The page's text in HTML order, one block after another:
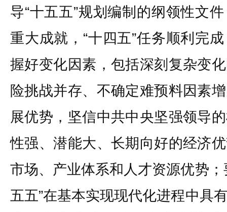
导“十五五”规划编制的纲领性文
重大成就，“十四五”任务顺利完
握好变化因素，包括深刻复杂变
险挑战并存、不确定难预料因素
展优势，坚信中共中央坚强领导
性强、潜能大、长期向好的经济
市场、产业体系和人才资源优势
五五”在基本实现现代化进程中具